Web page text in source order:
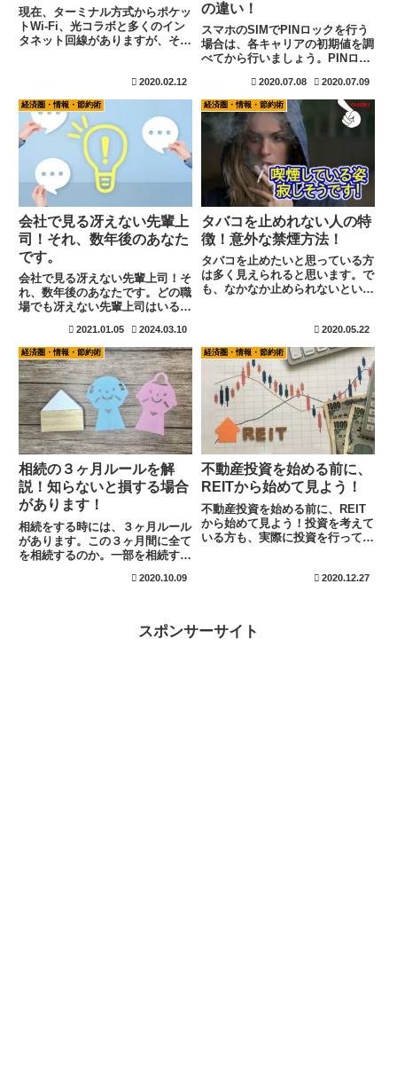
現在、ターミナル方式からポケッ
トWi-Fi、光コラボと多くのイン
タネット回線がありますが、その
ー）は便利ではありますが一長一
短ですね。良く知ってから決める
事は大切です。
2020.02.12
の違い！
スマホのSIMでPINロックを行う
場合は、各キャリアの初期値を調
べてから行いましょう。PINロッ
安全性は保たれますが、始めの初
期値を知らないばかりに、自分で
SIMをロックさせて使えなくなっ
てしまったと言う事案も増えてお
ります。現在の番号で、各キャリ
アの初期値が必要になります。
2020.07.08 2020.07.09
経済圏・情報・節約術
会社で見る冴えない先輩上
司！それ、数年後のあなた
です。
会社で見る冴えない先輩上司！そ
れ、数年後のあなたです。どの職
場でも冴えない先輩上司はいるも
いと気づいていないひとも見えら
れますね。 会社が悪い。 部署が
悪い。言い出せばきりがありませ
んが、本人自身は気にもしてい...
2021.01.05 2024.03.10
経済圏・情報・節約術
タバコを止めれない人の特
徴！意外な禁煙方法！
タバコを止めたいと思っている方
は多く見えられると思います。で
も、なかなか止められないという
法を知る事もできるかもしれませ
んね。喫煙欲求は、気持ちの変化
から大きくなります。この気持の
変化を敏感に察しましょう。
2020.05.22
経済圏・情報・節約術
相続の３ヶ月ルールを解
説！知らないと損する場合
があります！
相続をする時には、３ヶ月ルール
があります。この３ヶ月間に全て
を相続するのか。一部を相続する
決めなければなりません。相続内
から手紙などで通知が来た場合は
要注意です。しっかりと調べて確
2020.10.09
経済圏・情報・節約術
不動産投資を始める前に、
REITから始めて見よう！
不動産投資を始める前に、REIT
から始めて見よう！投資を考えて
いる方も、実際に投資を行ってい
になっている方も多く見えられま
2020.12.27
スポンサーサイト